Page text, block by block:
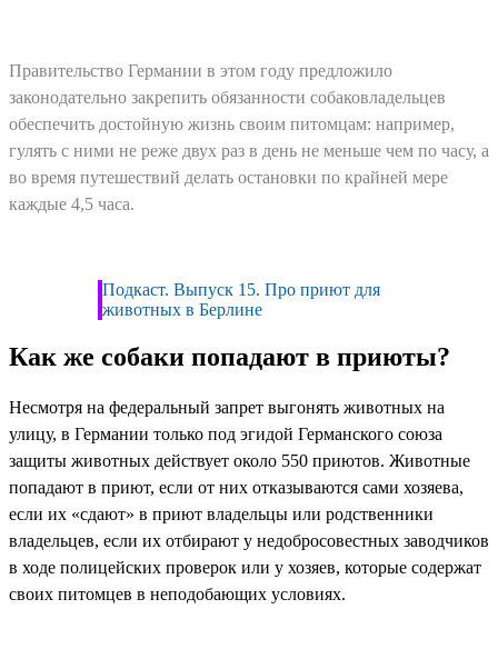
Правительство Германии в этом году предложило
законодательно закрепить обязанности собаковладельцев
обеспечить достойную жизнь своим питомцам: например,
гулять с ними не реже двух раз в день не меньше чем по часу, а
во время путешествий делать остановки по крайней мере
каждые 4,5 часа.
Подкаст. Выпуск 15. Про приют для
животных в Берлине
Как же собаки попадают в приюты?
Несмотря на федеральный запрет выгонять животных на
улицу, в Германии только под эгидой Германского союза
защиты животных действует около 550 приютов. Животные
попадают в приют, если от них отказываются сами хозяева,
если их «сдают» в приют владельцы или родственники
владельцев, если их отбирают у недобросовестных заводчиков
в ходе полицейских проверок или у хозяев, которые содержат
своих питомцев в неподобающих условиях.